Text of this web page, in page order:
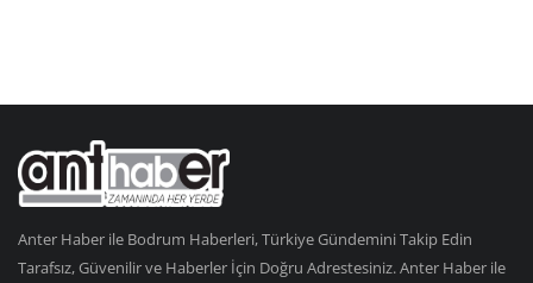
Anter Haber ile Bodrum Haberleri, Türkiye Gündemini Takip Edin
Tarafsız, Güvenilir ve Haberler İçin Doğru Adrestesiniz. Anter Haber ile